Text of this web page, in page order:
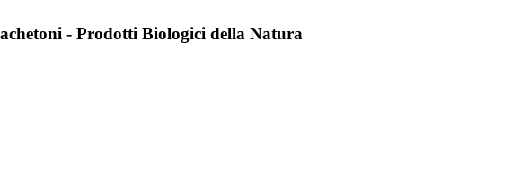
- Prodotti Biologici della Natura